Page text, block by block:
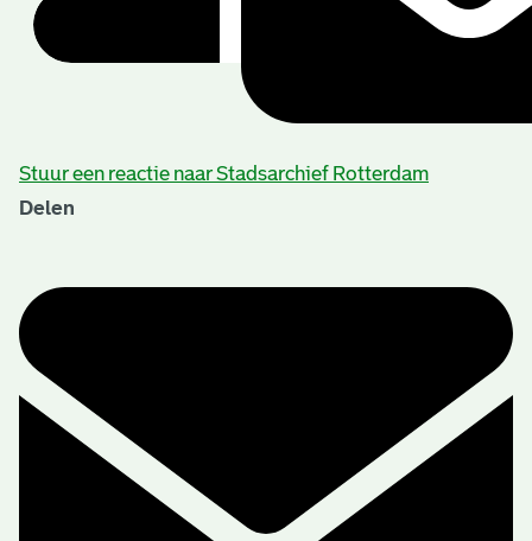
Stuur een reactie naar Stadsarchief Rotterdam
Delen